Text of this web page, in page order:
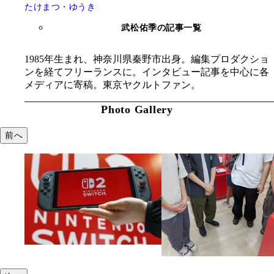
たけまつ・ゆうき
武松佑季の記事一覧
1985年生まれ、神奈川県秦野市出身。編集プロダクショ
ンを経てフリーランスに。インタビュー記事を中心に各
メディアに寄稿。東京ヤクルトファン。
Photo Gallery
前へ